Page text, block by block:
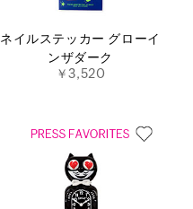
ネイルステッカー グローイ
ンザダーク
￥3,520